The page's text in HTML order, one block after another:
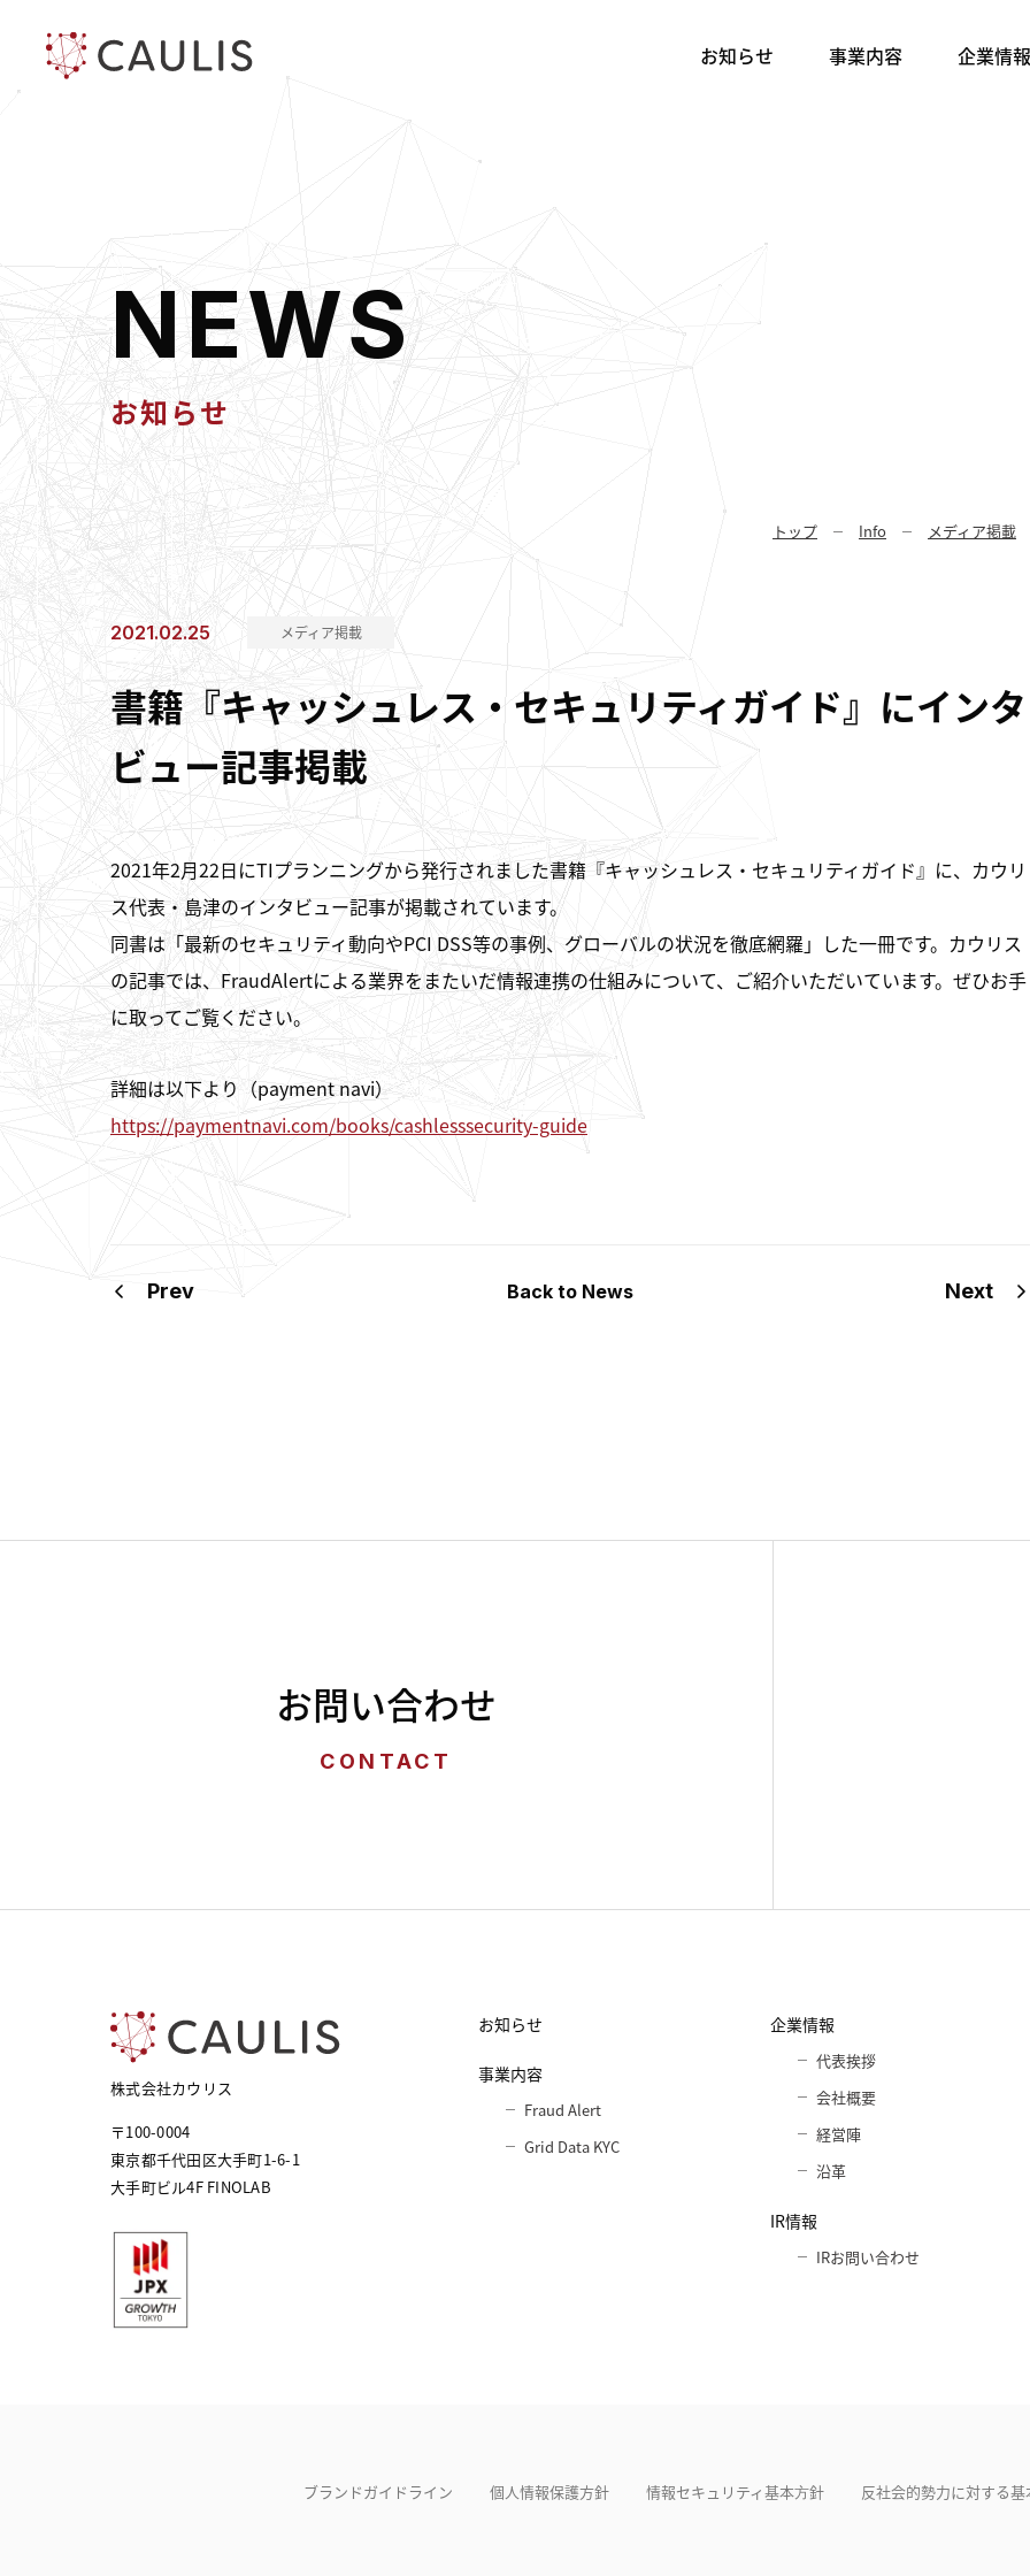
お知らせ 事業内容 企業情報
NEWS
お知らせ
トップ Info メディア掲載
2021.02.25 メディア掲載
書籍『キャッシュレス・セキュリティガイド』にインタ
ビュー記事掲載
2021年2月22日にTIプランニングから発行されました書籍『キャッシュレス・セキュリティガイド』に、カウリ
ス代表・島津のインタビュー記事が掲載されています。
同書は「最新のセキュリティ動向やPCI DSS等の事例、グローバルの状況を徹底網羅」した一冊です。カウリス
の記事では、FraudAlertによる業界をまたいだ情報連携の仕組みについて、ご紹介いただいています。ぜひお手
に取ってご覧ください。
詳細は以下より（payment navi）
https://paymentnavi.com/books/cashlesssecurity-guide
Prev Back to News Next
お問い合わせ
CONTACT
株式会社カウリス
〒100-0004
東京都千代田区大手町1-6-1
大手町ビル4F FINOLAB
お知らせ
事業内容
Fraud Alert
Grid Data KYC
企業情報
代表挨拶
会社概要
経営陣
沿革
IR情報
IRお問い合わせ
ブランドガイドライン 個人情報保護方針 情報セキュリティ基本⽅針 反社会的勢力に対する基